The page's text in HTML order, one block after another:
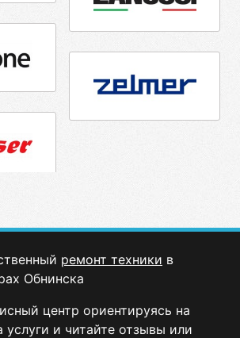
ремонт техники в
Обнинска
центр ориентируясь на
услуги и читайте отзывы или